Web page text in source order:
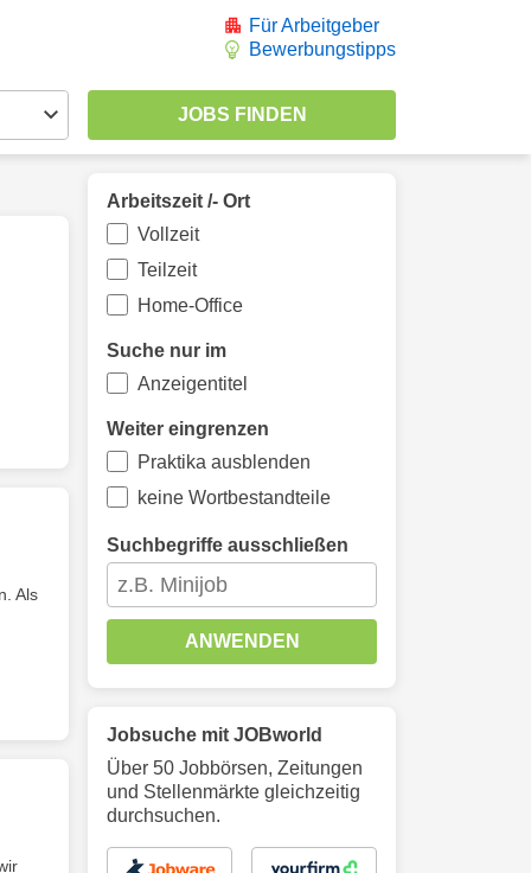
Für Arbeitgeber
Bewerbungstipps
Als
Arbeitszeit /- Ort
Vollzeit
Teilzeit
Home-Office
Suche nur im
Anzeigentitel
Weiter eingrenzen
Praktika ausblenden
keine Wortbestandteile
Suchbegriffe ausschließen
ANWENDEN
Jobsuche mit JOBworld
Über 50 Jobbörsen, Zeitungen
und Stellenmärkte gleichzeitig
durchsuchen.